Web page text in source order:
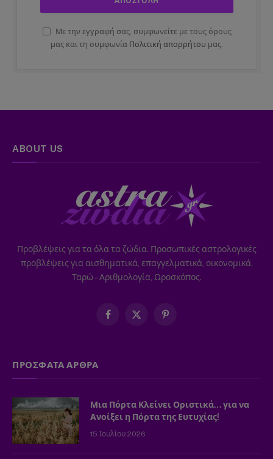
Με την εγγραφή σας, συμφωνείτε με τους όρους
μας και τη συμφωνία Πολιτική απορρήτου μας.
ABOUT US
Προβλέψεις για τα όλα τα ζώδια. Προσωπικές αστρολογικές
προβλέψεις για αισθηματικά, επαγγελματικά, οικονομικά.
Ταρώ – Αριθμολογία, Ωροσκόπος.
Facebook
X
Pinterest
ΠΡΟΣΦΑΤΑ ΑΡΘΡΑ
Μια Πόρτα Κλείνει Οριστικά… για να
Ανοίξει η Πόρτα της Ευτυχίας!
15 Ιουλίου 2026